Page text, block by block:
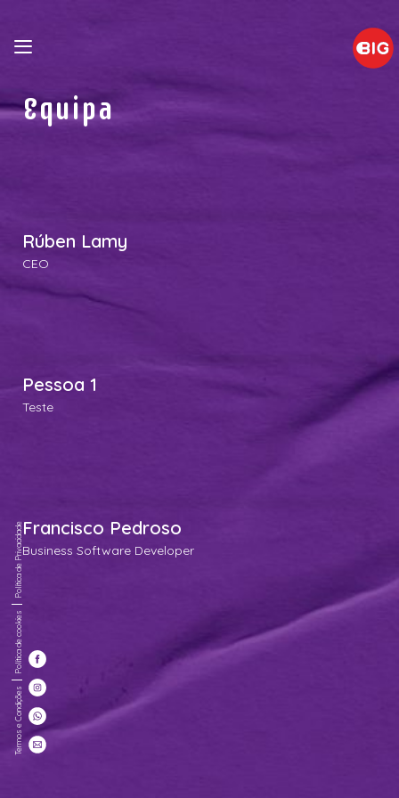
Equipa
Rúben Lamy
CEO
Pessoa 1
Teste
Francisco Pedroso
Business Software Developer
Termos e Condições
Política de cookies
Política de Privacidade